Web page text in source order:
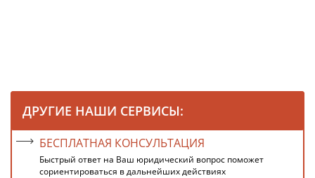
ДРУГИЕ НАШИ СЕРВИСЫ:
БЕСПЛАТНАЯ КОНСУЛЬТАЦИЯ
Быстрый ответ на Ваш юридический вопрос поможет
сориентироваться в дальнейших действиях